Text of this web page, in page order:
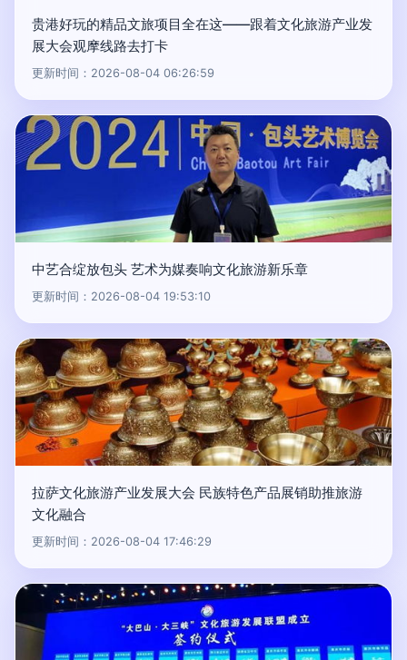
贵港好玩的精品文旅项目全在这——跟着文化旅游产业发
展大会观摩线路去打卡
更新时间：2026-08-04 06:26:59
中艺合绽放包头 艺术为媒奏响文化旅游新乐章
更新时间：2026-08-04 19:53:10
拉萨文化旅游产业发展大会 民族特色产品展销助推旅游
文化融合
更新时间：2026-08-04 17:46:29